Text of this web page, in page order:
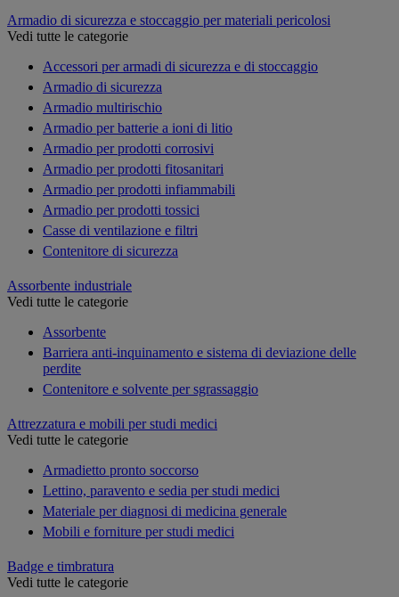
Armadio di sicurezza e stoccaggio per materiali pericolosi
Vedi tutte le categorie
Accessori per armadi di sicurezza e di stoccaggio
Armadio di sicurezza
Armadio multirischio
Armadio per batterie a ioni di litio
Armadio per prodotti corrosivi
Armadio per prodotti fitosanitari
Armadio per prodotti infiammabili
Armadio per prodotti tossici
Casse di ventilazione e filtri
Contenitore di sicurezza
Assorbente industriale
Vedi tutte le categorie
Assorbente
Barriera anti-inquinamento e sistema di deviazione delle
perdite
Contenitore e solvente per sgrassaggio
Attrezzatura e mobili per studi medici
Vedi tutte le categorie
Armadietto pronto soccorso
Lettino, paravento e sedia per studi medici
Materiale per diagnosi di medicina generale
Mobili e forniture per studi medici
Badge e timbratura
Vedi tutte le categorie